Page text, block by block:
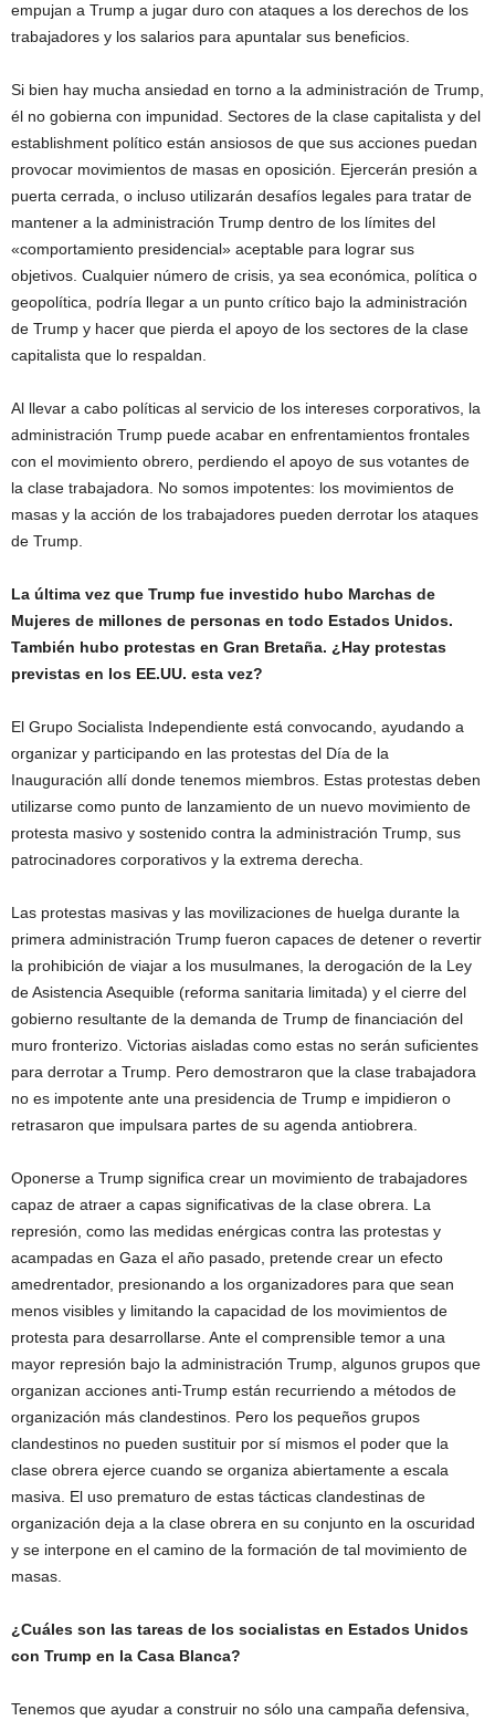
empujan a Trump a jugar duro con ataques a los derechos de los
trabajadores y los salarios para apuntalar sus beneficios.
Si bien hay mucha ansiedad en torno a la administración de Trump,
él no gobierna con impunidad. Sectores de la clase capitalista y del
establishment político están ansiosos de que sus acciones puedan
provocar movimientos de masas en oposición. Ejercerán presión a
puerta cerrada, o incluso utilizarán desafíos legales para tratar de
mantener a la administración Trump dentro de los límites del
«comportamiento presidencial» aceptable para lograr sus
objetivos. Cualquier número de crisis, ya sea económica, política o
geopolítica, podría llegar a un punto crítico bajo la administración
de Trump y hacer que pierda el apoyo de los sectores de la clase
capitalista que lo respaldan.
Al llevar a cabo políticas al servicio de los intereses corporativos, la
administración Trump puede acabar en enfrentamientos frontales
con el movimiento obrero, perdiendo el apoyo de sus votantes de
la clase trabajadora. No somos impotentes: los movimientos de
masas y la acción de los trabajadores pueden derrotar los ataques
de Trump.
La última vez que Trump fue investido hubo Marchas de
Mujeres de millones de personas en todo Estados Unidos.
También hubo protestas en Gran Bretaña. ¿Hay protestas
previstas en los EE.UU. esta vez?
El Grupo Socialista Independiente está convocando, ayudando a
organizar y participando en las protestas del Día de la
Inauguración allí donde tenemos miembros. Estas protestas deben
utilizarse como punto de lanzamiento de un nuevo movimiento de
protesta masivo y sostenido contra la administración Trump, sus
patrocinadores corporativos y la extrema derecha.
Las protestas masivas y las movilizaciones de huelga durante la
primera administración Trump fueron capaces de detener o revertir
la prohibición de viajar a los musulmanes, la derogación de la Ley
de Asistencia Asequible (reforma sanitaria limitada) y el cierre del
gobierno resultante de la demanda de Trump de financiación del
muro fronterizo. Victorias aisladas como estas no serán suficientes
para derrotar a Trump. Pero demostraron que la clase trabajadora
no es impotente ante una presidencia de Trump e impidieron o
retrasaron que impulsara partes de su agenda antiobrera.
Oponerse a Trump significa crear un movimiento de trabajadores
capaz de atraer a capas significativas de la clase obrera. La
represión, como las medidas enérgicas contra las protestas y
acampadas en Gaza el año pasado, pretende crear un efecto
amedrentador, presionando a los organizadores para que sean
menos visibles y limitando la capacidad de los movimientos de
protesta para desarrollarse. Ante el comprensible temor a una
mayor represión bajo la administración Trump, algunos grupos que
organizan acciones anti-Trump están recurriendo a métodos de
organización más clandestinos. Pero los pequeños grupos
clandestinos no pueden sustituir por sí mismos el poder que la
clase obrera ejerce cuando se organiza abiertamente a escala
masiva. El uso prematuro de estas tácticas clandestinas de
organización deja a la clase obrera en su conjunto en la oscuridad
y se interpone en el camino de la formación de tal movimiento de
masas.
¿Cuáles son las tareas de los socialistas en Estados Unidos
con Trump en la Casa Blanca?
Tenemos que ayudar a construir no sólo una campaña defensiva,